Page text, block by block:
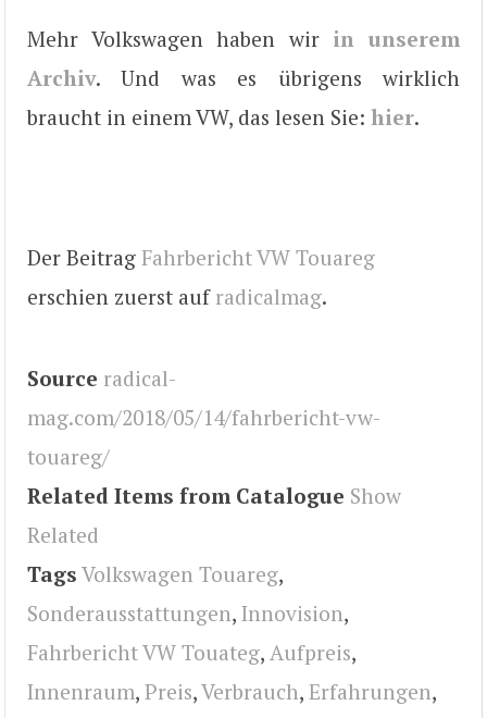
Mehr Volkswagen haben wir in unserem
Archiv. Und was es übrigens wirklich
braucht in einem VW, das lesen Sie: hier.
Der Beitrag Fahrbericht VW Touareg
erschien zuerst auf radicalmag.
Source radical-
mag.com/2018/05/14/fahrbericht-vw-
touareg/
Related Items from Catalogue Show
Related
Tags Volkswagen Touareg,
Sonderausstattungen, Innovision,
Fahrbericht VW Touateg, Aufpreis,
Innenraum, Preis,Verbrauch, Erfahrungen,